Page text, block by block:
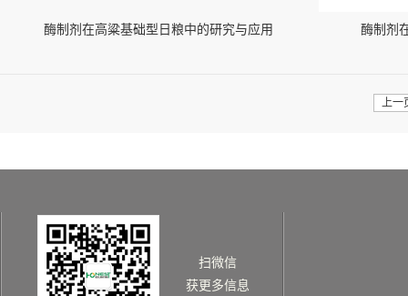
酶制剂在高粱基础型日粮中的研究与应用 酶制剂
上一
扫微信
获更多信息